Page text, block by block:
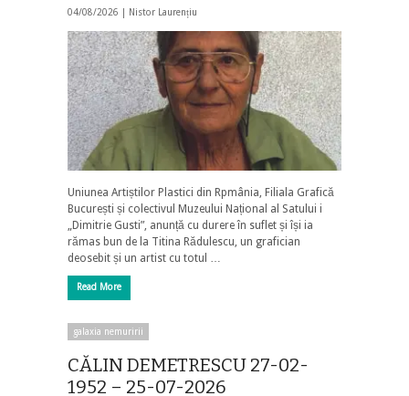
04/08/2026 | Nistor Laurențiu
Uniunea Artiștilor Plastici din Rpmânia, Filiala Grafică
București și colectivul Muzeului Național al Satului i
„Dimitrie Gusti”, anunță cu durere în suflet și își ia
rămas bun de la Titina Rădulescu, un grafician
deosebit și un artist cu totul …
Read More
galaxia nemuririi
CĂLIN DEMETRESCU 27-02-
1952 – 25-07-2026